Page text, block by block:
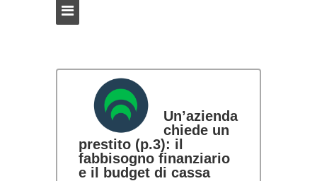
Un’azienda
chiede un
prestito (p.3): il
fabbisogno finanziario
e il budget di cassa